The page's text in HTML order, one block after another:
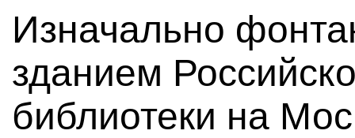
Изначально
зданием
библиотеки на